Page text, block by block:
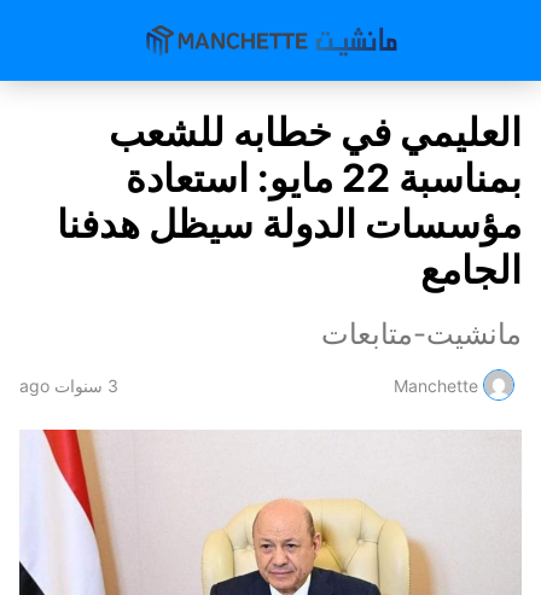
العليمي في خطابه للشعب
بمناسبة 22 مايو: استعادة
مؤسسات الدولة سيظل هدفنا
الجامع
مانشيت-متابعات
Manchette 3 سنوات ago